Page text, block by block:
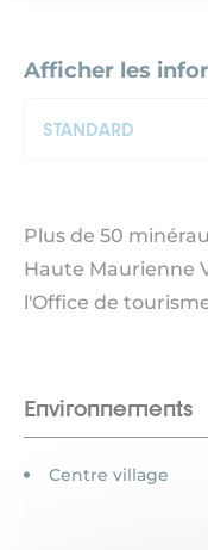
Afficher les
STANDARD
Plus de 50
Haute Maurienne
l'Office de
Environnements
Centre village